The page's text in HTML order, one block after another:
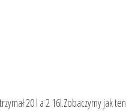
20 l a 2 16l.Zobaczymy jak ten